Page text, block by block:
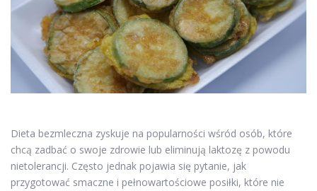
Dieta bezmleczna zyskuje na popularności wśród osób, które
chcą zadbać o swoje zdrowie lub eliminują laktozę z powodu
nietolerancji. Często jednak pojawia się pytanie, jak
przygotować smaczne i pełnowartościowe posiłki, które nie